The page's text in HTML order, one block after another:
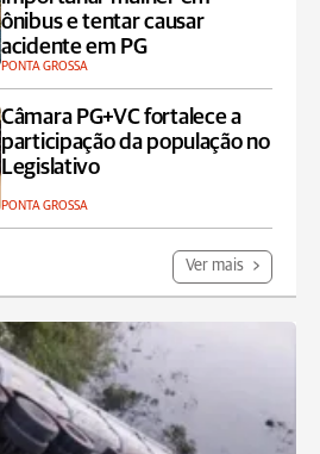
ônibus e tentar causar
acidente em PG
PONTA GROSSA
Câmara PG+VC fortalece a
participação da população no
Legislativo
PONTA GROSSA
Ver mais